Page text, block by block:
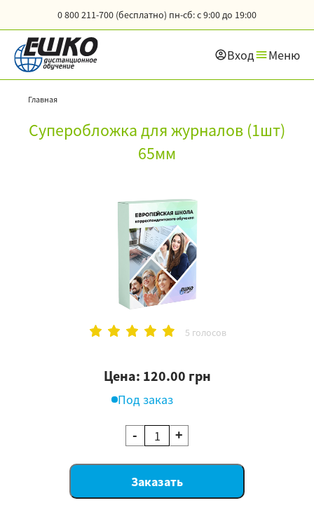
0 800 211-700 (бесплатно) пн-сб: с 9:00 до 19:00
Вход Меню
Главная
Суперобложка для журналов (1шт)
65мм
5 голосов
Цена: 120.00 грн
Под заказ
- +